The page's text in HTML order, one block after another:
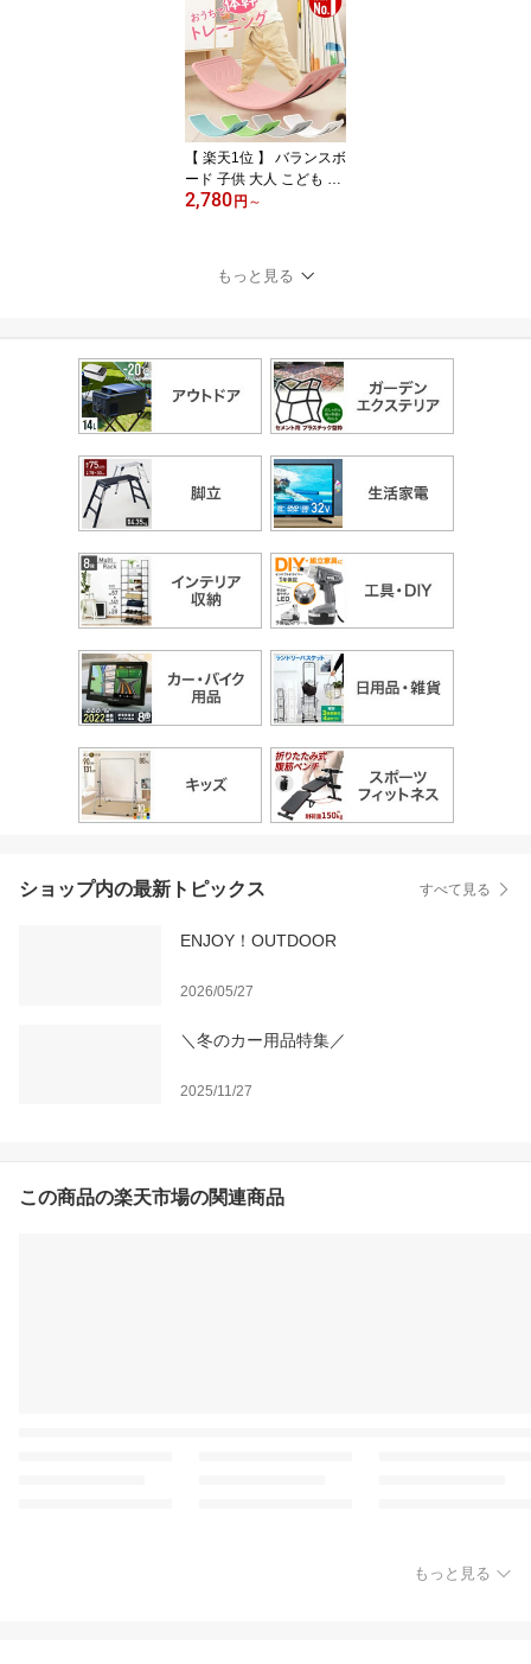
姫様 姫系 ベッドルーム
子供部屋 吊り下げ おし
ゃれ インテリア 子供 簡
単 遮光 通気性 ピンク ホ
ワイト グレー
【 楽天1位 】 バランスボ
ード 子供 大人 こども お
もちゃ 体幹 トレーニン
ランス ボード 小学生 遊
具 ダイエット 室内遊び
2,780 円 ～
もっと見る
ショップ内の最新トピックス すべて見る
ENJOY！OUTDOOR
2026/05/27
＼冬のカー用品特集／
2025/11/27
この商品の楽天市場の関連商品
もっと見る